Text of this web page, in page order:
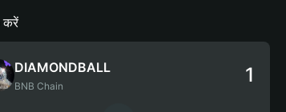
करें
DIAMONDBALL
BNB Chain